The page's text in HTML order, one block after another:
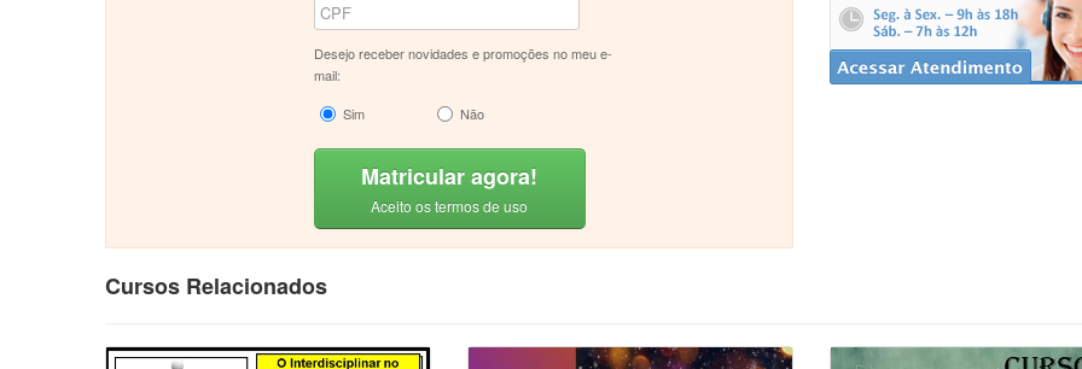
Desejo receber novidades e promoções no meu e-
mail:
Sim
Não
Matricular agora!
Aceito os termos de uso
Cursos Relacionados